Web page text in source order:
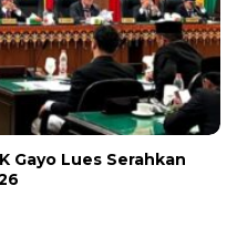
Gayo Lues Serahkan